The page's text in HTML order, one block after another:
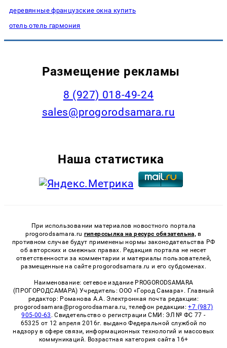
деревянные французские окна купить
отель отель гармония
Размещение рекламы
8 (927) 018-49-24
sales@progorodsamara.ru
Наша статистика
При использовании материалов новостного портала
progorodsamara.ru гиперссылка на ресурс обязательна, в
противном случае будут применены нормы законодательства РФ
об авторских и смежных правах. Редакция портала не несет
ответственности за комментарии и материалы пользователей,
размещенные на сайте progorodsamara.ru и его субдоменах.
Наименование: сетевое издание PROGORODSAMARA
(ПРОГОРОДСАМАРА) Учредитель: ООО «Город Самара». Главный
редактор: Романова А.А. Электронная почта редакции:
progorodsamara@progorodsamara.ru, телефон редакции:+7 (987)
905-00-63 . Свидетельство о регистрации СМИ: ЭЛ № ФС 77 -
65325 от 12 апреля 2016г. выдано Федеральной службой по
надзору в сфере связи, информационных технологий и массовых
коммуникаций. Возрастная категория сайта 16+